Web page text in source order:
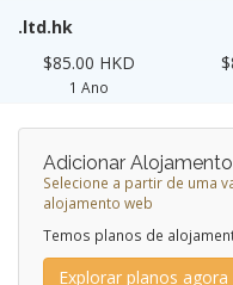
.ltd.hk
$85.00 HKD
1 Ano
Adicionar
Selecione a partir de uma
alojamento web
Temos planos de
Explorar planos agora